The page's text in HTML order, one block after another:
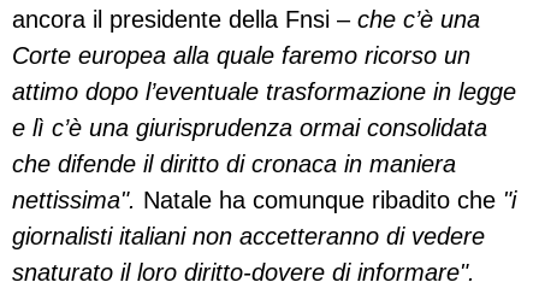
ancora il presidente della Fnsi – che c’è una
Corte europea alla quale faremo ricorso un
attimo dopo l’eventuale trasformazione in legge
e lì c’è una giurisprudenza ormai consolidata
che difende il diritto di cronaca in maniera
nettissima". Natale ha comunque ribadito che "i
giornalisti italiani non accetteranno di vedere
snaturato il loro diritto-dovere di informare".